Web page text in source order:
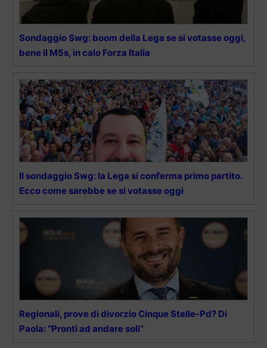
Sondaggio Swg: boom della Lega se si votasse oggi,
bene il M5s, in calo Forza Italia
Il sondaggio Swg: la Lega si conferma primo partito.
Ecco come sarebbe se si votasse oggi
Regionali, prove di divorzio Cinque Stelle-Pd? Di
Paola: “Pronti ad andare soli”